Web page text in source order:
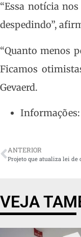
“Essa notícia
despedindo”,
“Quanto menos
Ficamos
Gevaerd.
ANTERIOR
VEJA